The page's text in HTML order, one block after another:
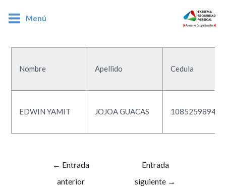
Menú
Nombre Apellido Cedula
EDWIN YAMIT JOJOA GUACAS 1085259894
← Entrada
anterior
Entrada
siguiente →